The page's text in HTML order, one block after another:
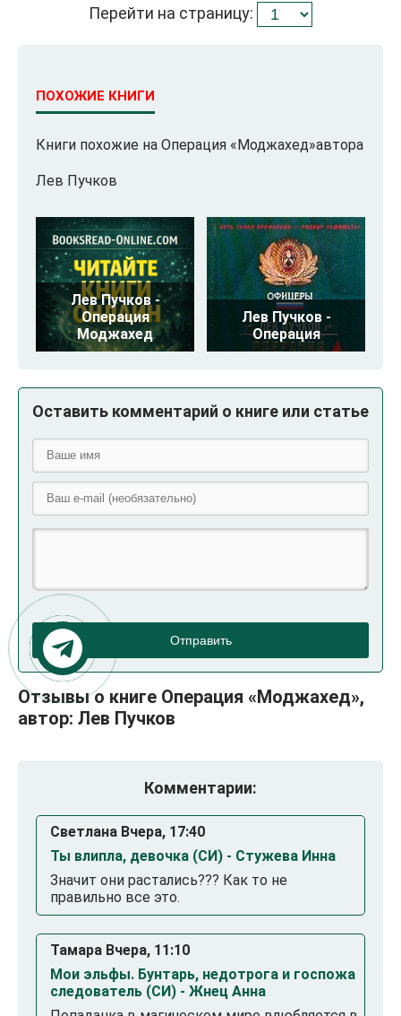
Перейти на страницу:
ПОХОЖИЕ КНИГИ
Книги похожие на Операция «Моджахед»автора
Лев Пучков
Лев Пучков -
Операция
Моджахед
Лев Пучков -
Операция
Оставить комментарий о книге или статье
Отправить
Отзывы о книге Операция «Моджахед»,
автор: Лев Пучков
Комментарии:
Светлана Вчера, 17:40
Ты влипла, девочка (СИ) - Стужева Инна
Значит они растались??? Как то не
правильно все это.
Тамара Вчера, 11:10
Мои эльфы. Бунтарь, недотрога и госпожа
следователь (СИ) - Жнец Анна